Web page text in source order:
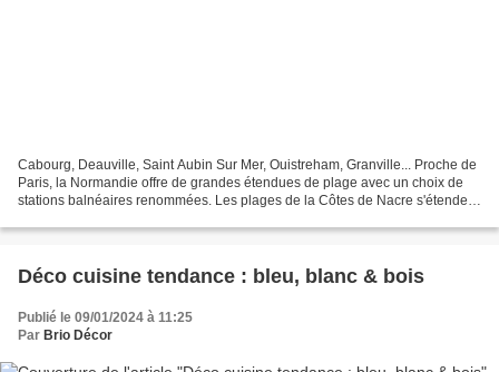
Cabourg, Deauville, Saint Aubin Sur Mer, Ouistreham, Granville... Proche de
Paris, la Normandie offre de grandes étendues de plage avec un choix de
stations balnéaires renommées. Les plages de la Côtes de Nacre s'étendent
Déco cuisine tendance : bleu, blanc & bois
Publié le 09/01/2024 à 11:25
Par Brio Décor